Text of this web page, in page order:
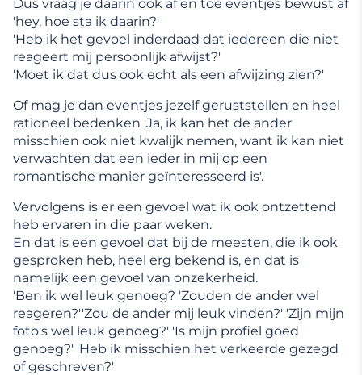
Dus vraag je daarin ook af en toe eventjes bewust af
'hey, hoe sta ik daarin?'
'Heb ik het gevoel inderdaad dat iedereen die niet
reageert mij persoonlijk afwijst?'
'Moet ik dat dus ook echt als een afwijzing zien?'
Of mag je dan eventjes jezelf geruststellen en heel
rationeel bedenken 'Ja, ik kan het de ander
misschien ook niet kwalijk nemen, want ik kan niet
verwachten dat een ieder in mij op een
romantische manier geïnteresseerd is'.
Vervolgens is er een gevoel wat ik ook ontzettend
heb ervaren in die paar weken.
En dat is een gevoel dat bij de meesten, die ik ook
gesproken heb, heel erg bekend is, en dat is
namelijk een gevoel van onzekerheid.
'Ben ik wel leuk genoeg? 'Zouden de ander wel
reageren?''Zou de ander mij leuk vinden?' 'Zijn mijn
foto's wel leuk genoeg?' 'Is mijn profiel goed
genoeg?' 'Heb ik misschien het verkeerde gezegd
of geschreven?'